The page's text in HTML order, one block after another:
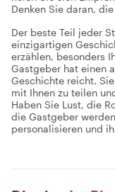
Denken Sie daran,
Der beste Teil jeder
einzigartigen
erzählen, besonders
Gastgeber hat einen
Geschichte reicht.
mit Ihnen zu teilen
Haben Sie Lust, die
die Gastgeber
personalisieren und